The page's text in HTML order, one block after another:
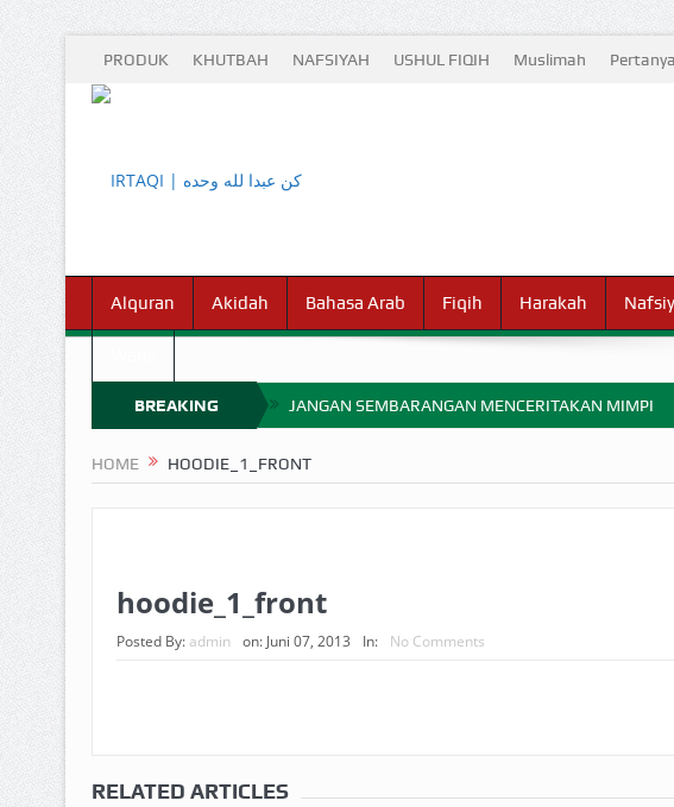
PRODUK KHUTBAH NAFSIYAH USHUL FIQIH Muslimah
Alquran Akidah Bahasa Arab Fiqih Harakah
BREAKING
NEWS
JANGAN SEMBARANGAN MENCERITAKAN MIMPI
HOME HOODIE_1_FRONT
hoodie_1_front
Posted By: admin on: Juni 07, 2013 In: No Comments
RELATED ARTICLES